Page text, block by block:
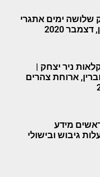
שלושה ימים אתגרי
2020
ניר יצחק |
ארוחת צהרים
ראשים מידע
גיבוש ובישולי